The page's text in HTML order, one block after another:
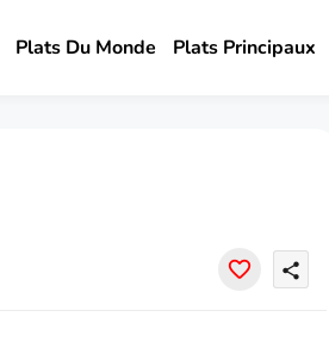
Plats Du Monde Plats Principaux
share